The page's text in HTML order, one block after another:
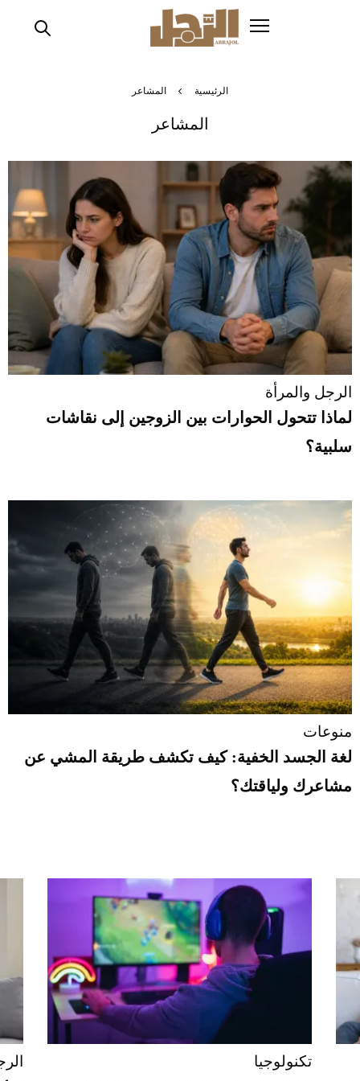
الرئيسية المشاعر
المشاعر
الرجل والمرأة
لماذا تتحول الحوارات بين الزوجين إلى نقاشات
سلبية؟
منوعات
لغة الجسد الخفية: كيف تكشف طريقة المشي عن
مشاعرك ولياقتك؟
تكنولوجيا